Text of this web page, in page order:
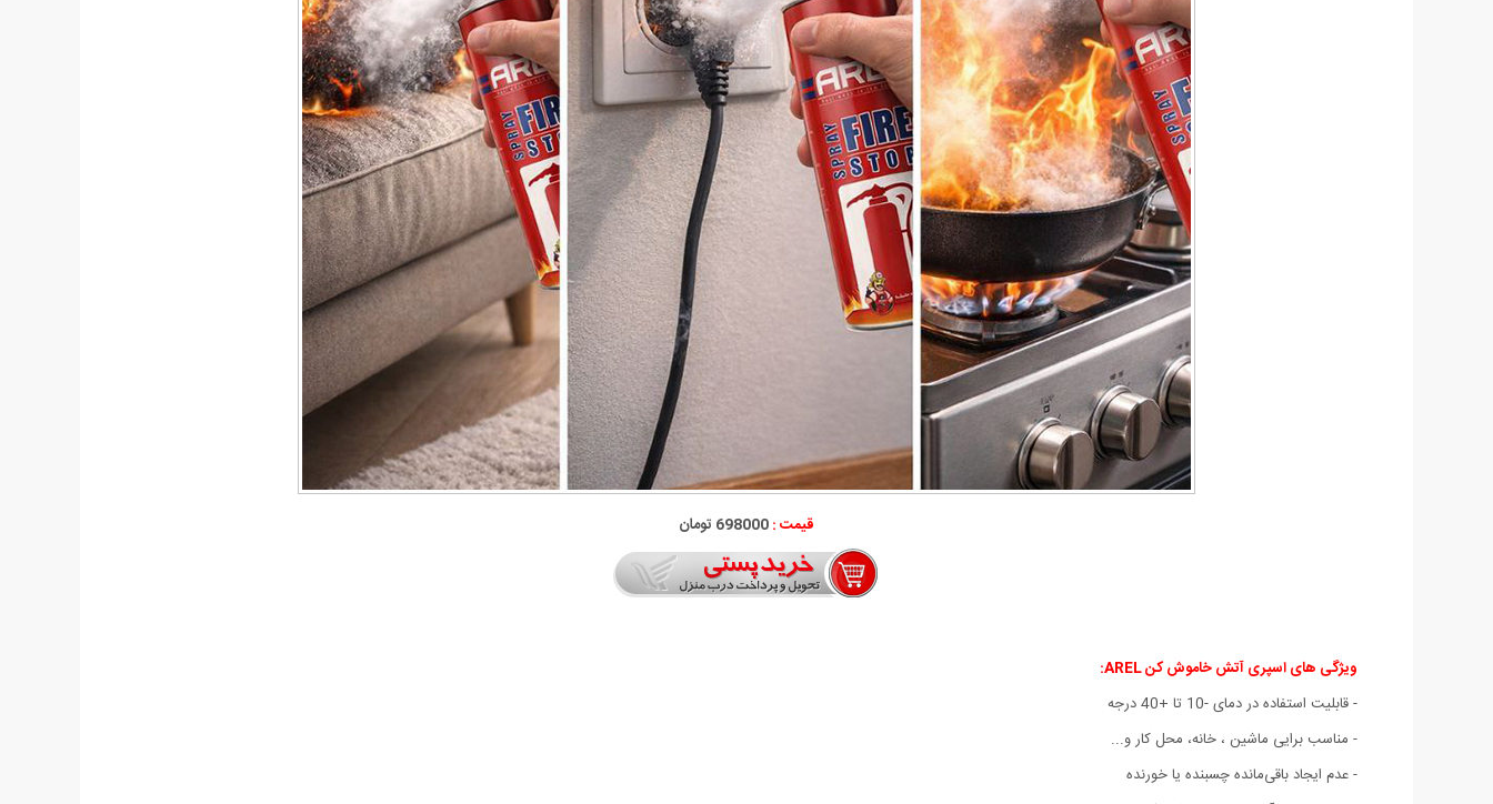
قیمت :698000 تومان
ویژگی های اسپری آتش خاموش کن AREL:
- قابلیت استفاده در دمای -10 تا +40 درجه
- مناسب برایی ماشین ، خانه، محل کار و...
- عدم ایجاد باقی‌مانده چسبنده یا خورنده